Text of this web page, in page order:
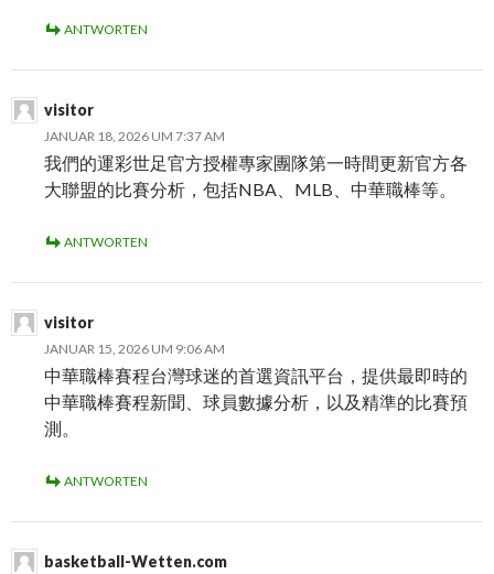
ANTWORTEN
visitor
JANUAR 18, 2026 UM 7:37 AM
我們的運彩世足官方授權專家團隊第一時間更新官方各
大聯盟的比賽分析，包括NBA、MLB、中華職棒等。
ANTWORTEN
visitor
JANUAR 15, 2026 UM 9:06 AM
中華職棒賽程台灣球迷的首選資訊平台，提供最即時的
中華職棒賽程新聞、球員數據分析，以及精準的比賽預
測。
ANTWORTEN
basketball-Wetten.com